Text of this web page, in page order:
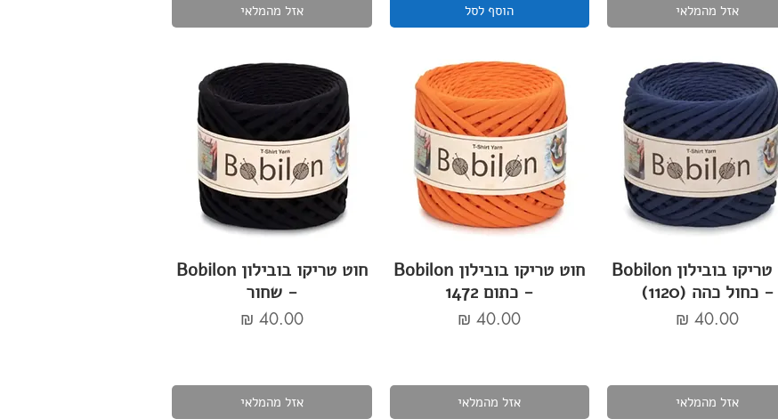
אזל מהמלאי הוסף לסל אזל מהמלאי
חוט טריקו בובילון Bobilon
- כחול כהה (1120)
מחיר‏40.00 ‏₪
אזל מהמלאי
חוט טריקו בובילון Bobilon
- כתום 1472
מחיר
אזל מהמלאי
חוט טריקו בובילון Bobilon
- שחור
מחיר‏40.00 ‏₪
אזל מהמלאי